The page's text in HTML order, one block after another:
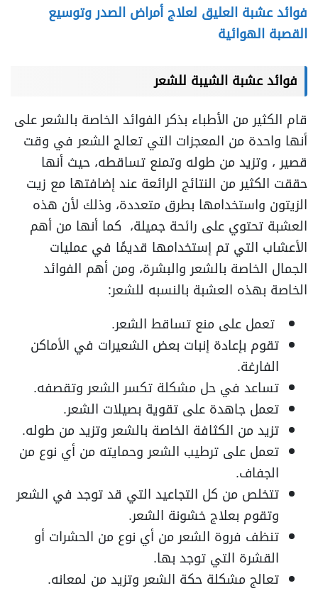
فوائد عشبة العليق لعلاج أمراض الصدر وتوسيع
القصبة الهوائية
فوائد عشبة الشيبة للشعر
قام الكثير من الأطباء بذكر الفوائد الخاصة بالشعر على
أنها واحدة من المعجزات التي تعالج الشعر في وقت
قصير ، وتزيد من طوله وتمنع تساقطه، حيث أنها
حققت الكثير من النتائج الرائعة عند إضافتها مع زيت
الزيتون واستخدامها بطرق متعددة، وذلك لأن هذه
العشبة تحتوي على رائحة جميلة، كما أنها من أهم
الأعشاب التي تم إستخدامها قديمًا في عمليات
الجمال الخاصة بالشعر والبشرة، ومن أهم الفوائد
الخاصة بهذه العشبة بالنسبه للشعر:
تعمل على منع تساقط الشعر.
تقوم بإعادة إنبات بعض الشعيرات في الأماكن
الفارغة.
تساعد في حل مشكلة تكسر الشعر وتقصفه.
تعمل جاهدة على تقوية بصيلات الشعر.
تزيد من الكثافة الخاصة بالشعر وتزيد من طوله.
تعمل على ترطيب الشعر وحمايته من أي نوع من
الجفاف.
تتخلص من كل التجاعيد التي قد توجد في الشعر
وتقوم بعلاج خشونة الشعر.
تنظف فروة الشعر من أي نوع من الحشرات أو
القشرة التي توجد بها.
تعالج مشكلة حكة الشعر وتزيد من لمعانه.